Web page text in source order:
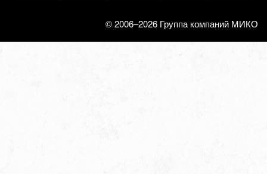
© 2006–2026 Группа компаний МИКО